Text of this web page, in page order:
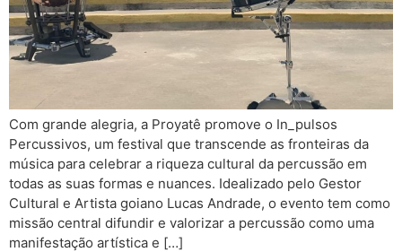
Com grande alegria, a Proyatê promove o In_pulsos
Percussivos, um festival que transcende as fronteiras da
música para celebrar a riqueza cultural da percussão em
todas as suas formas e nuances. Idealizado pelo Gestor
Cultural e Artista goiano Lucas Andrade, o evento tem como
missão central difundir e valorizar a percussão como uma
manifestação artística e […]